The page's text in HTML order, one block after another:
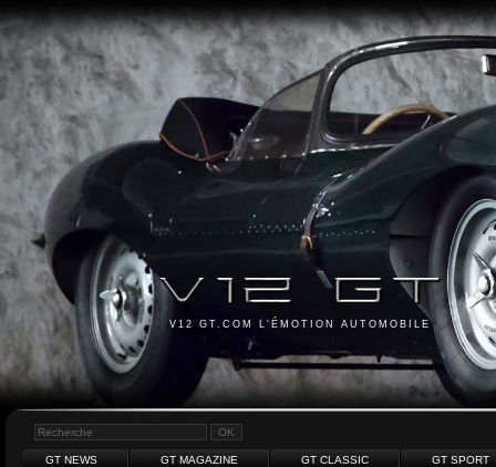
V12 GT.COM L'ÉMOTION AUTOMOBILE
GT NEWS GT MAGAZINE GT CLASSIC GT SPORT